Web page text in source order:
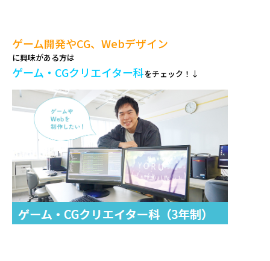
ゲーム開発やCG、Webデザイン
に興味がある方は
ゲーム・CGクリエイター科をチェック！ ↓